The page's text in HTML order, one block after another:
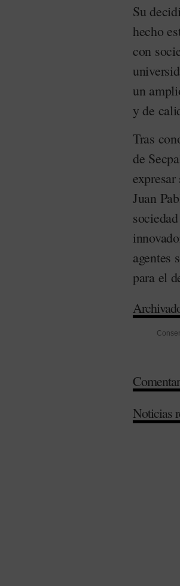
Su
hecho
con
un
y de
Tras
de
Juan
agentes
para el
Noticias